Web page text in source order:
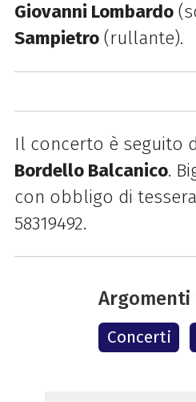
Giovanni Lombardo
Sampietro(rullante).
Il concerto è seguito
Bordello Balcanico.
con obbligo di
58319492.
Concerti